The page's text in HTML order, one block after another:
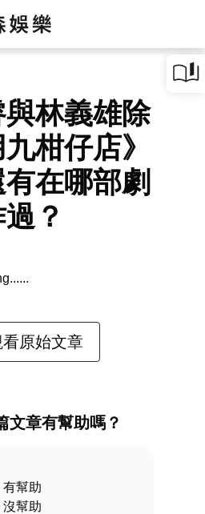
林義雄除
柑仔店》
在哪部劇
？
看原始文章
文章有幫助嗎？
有幫助
沒幫助